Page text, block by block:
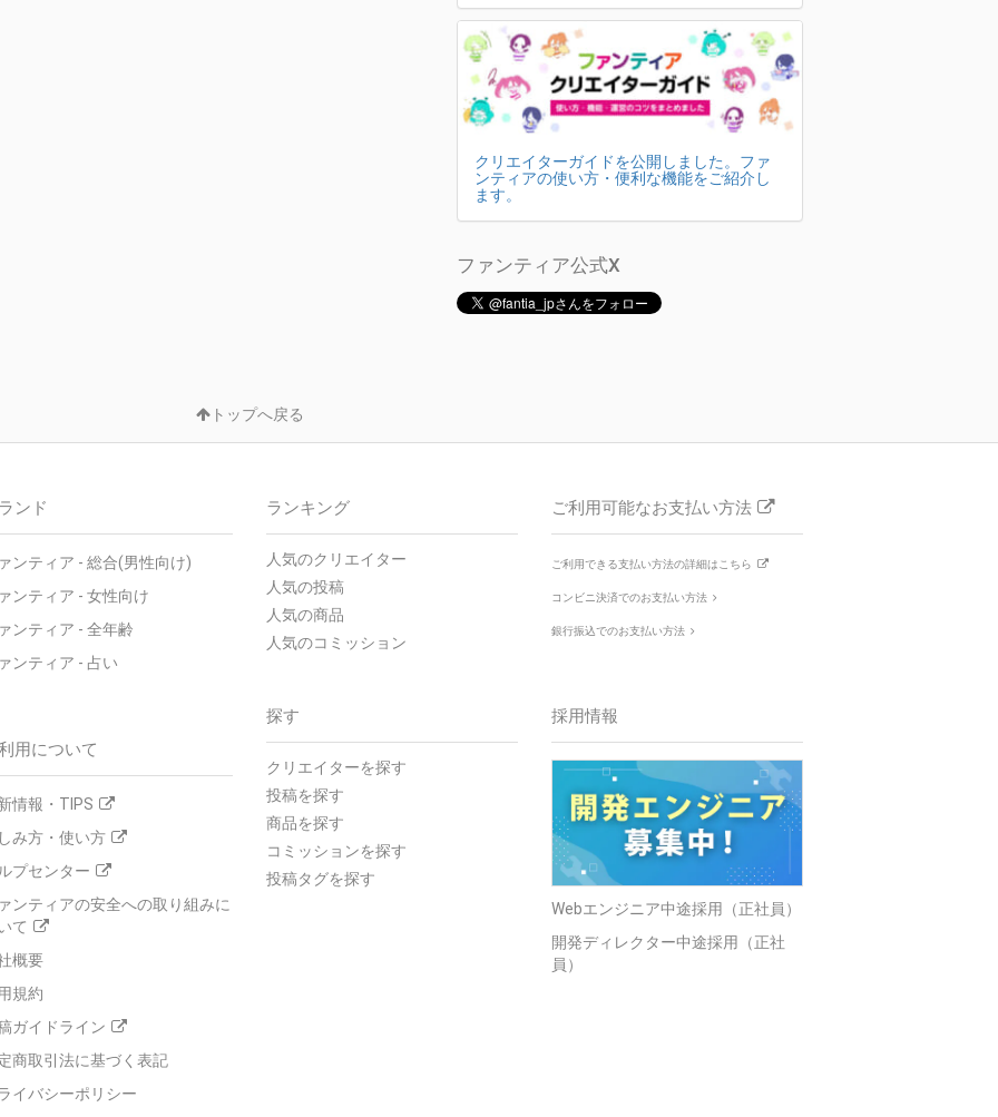
クリエイターガイドを公開しました。ファ
ンティアの使い方・便利な機能をご紹介し
ます。
ファンティア公式X
トップへ戻る
ンド
ンティア - 総合(男性向け)
ンティア - 女性向け
ンティア - 全年齢
ンティア - 占い
用について
情報・TIPS
み方・使い方
プセンター
ンティアの安全への取り組みに
て
概要
規約
ガイドライン
商取引法に基づく表記
イバシーポリシー
ランキング
人気のクリエイター
人気の投稿
人気の商品
人気のコミッション
探す
クリエイターを探す
投稿を探す
商品を探す
コミッションを探す
投稿タグを探す
ご利用可能なお支払い方法
ご利用できる支払い方法の詳細はこちら
コンビニ決済でのお支払い方法
銀行振込でのお支払い方法
採用情報
Webエンジニア中途採用（正社員）
開発ディレクター中途採用（正社
員）